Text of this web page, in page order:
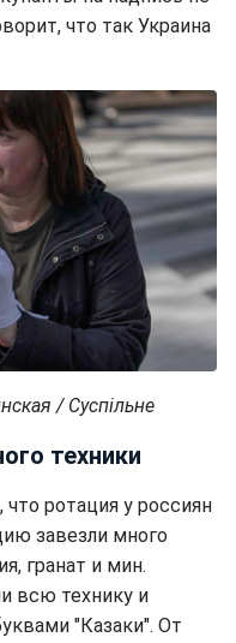
что так Украина
/ Суспільне
техники
ротация у россиян
завезли много
гранат и мин.
всю технику и
"Казаки". От